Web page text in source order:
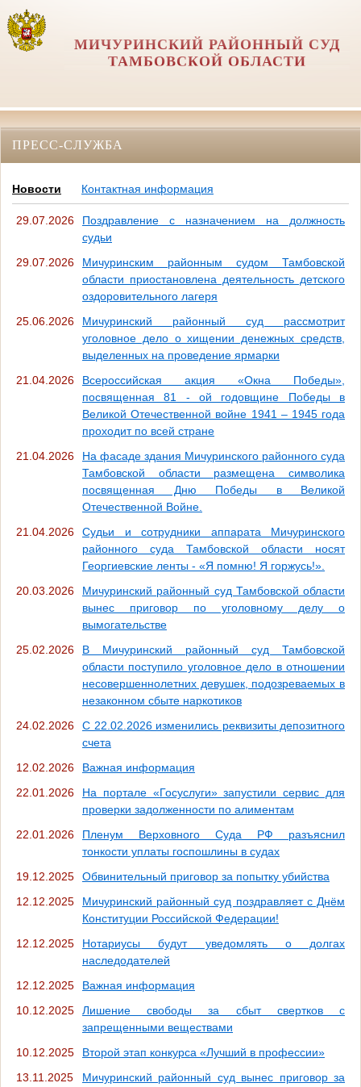
МИЧУРИНСКИЙ РАЙОННЫЙ СУД
ТАМБОВСКОЙ ОБЛАСТИ
ПРЕСС-СЛУЖБА
Новости Контактная информация
29.07.2026
Поздравление с назначением на должность
судьи
29.07.2026
Мичуринским районным судом Тамбовской
области приостановлена деятельность детского
оздоровительного лагеря
25.06.2026
Мичуринский районный суд рассмотрит
уголовное дело о хищении денежных средств,
выделенных на проведение ярмарки
21.04.2026
Всероссийская акция «Окна Победы»,
посвященная 81 - ой годовщине Победы в
Великой Отечественной войне 1941 – 1945 года
проходит по всей стране
21.04.2026
На фасаде здания Мичуринского районного суда
Тамбовской области размещена символика
посвященная Дню Победы в Великой
Отечественной Войне.
21.04.2026
Судьи и сотрудники аппарата Мичуринского
районного суда Тамбовской области носят
Георгиевские ленты - «Я помню! Я горжусь!».
20.03.2026
Мичуринский районный суд Тамбовской области
вынес приговор по уголовному делу о
вымогательстве
25.02.2026
В Мичуринский районный суд Тамбовской
области поступило уголовное дело в отношении
несовершеннолетних девушек, подозреваемых в
незаконном сбыте наркотиков
24.02.2026
С 22.02.2026 изменились реквизиты депозитного
счета
12.02.2026
Важная информация
22.01.2026
На портале «Госуслуги» запустили сервис для
проверки задолженности по алиментам
22.01.2026
Пленум Верховного Суда РФ разъяснил
тонкости уплаты госпошлины в судах
19.12.2025
Обвинительный приговор за попытку убийства
12.12.2025
Мичуринский районный суд поздравляет с Днём
Конституции Российской Федерации!
12.12.2025
Нотариусы будут уведомлять о долгах
наследодателей
12.12.2025
Важная информация
10.12.2025
Лишение свободы за сбыт свертков с
запрещенными веществами
10.12.2025
Второй этап конкурса «Лучший в профессии»
13.11.2025
Мичуринский районный суд вынес приговор за